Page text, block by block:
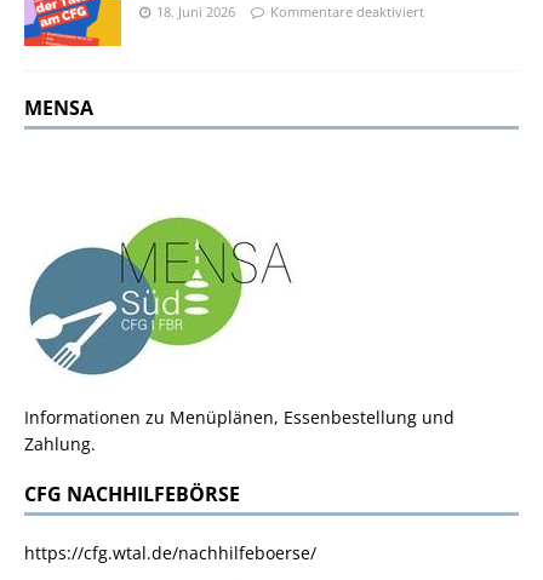
18. Juni 2026 Kommentare deaktiviert
MENSA
Informationen zu Menüplänen, Essenbestellung und
Zahlung.
CFG NACHHILFEBÖRSE
https://cfg.wtal.de/nachhilfeboerse/